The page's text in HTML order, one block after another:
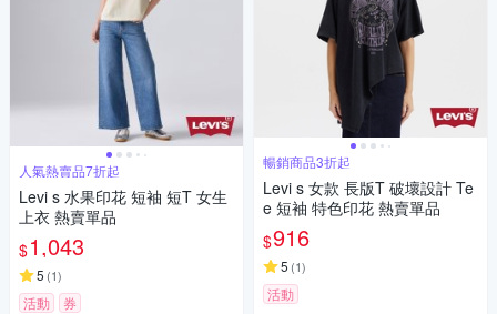
人氣熱賣品7折起
Levi s 水果印花 短袖 短T 女生
上衣 熱賣單品
$1,043
5 (1)
活動 券
暢銷商品3折起
Levi s 女款 長版T 破壞設計 Te
e 短袖 特色印花 熱賣單品
$916
5 (1)
活動